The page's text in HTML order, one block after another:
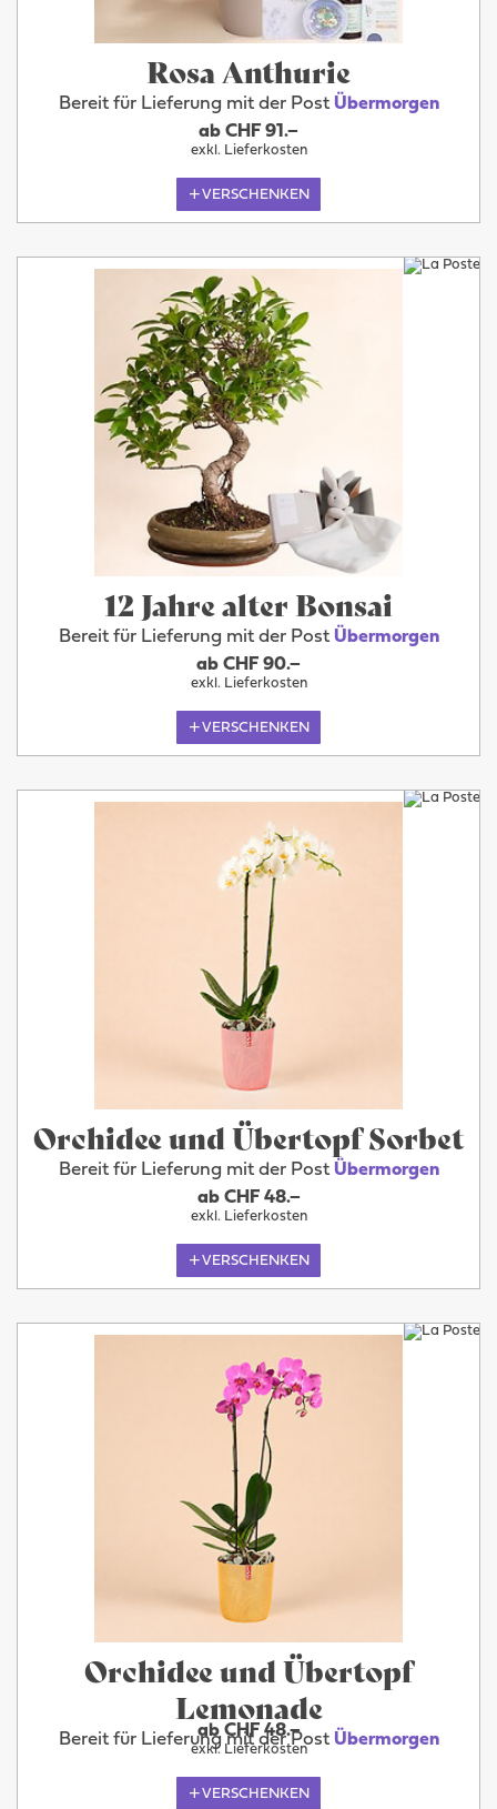
Rosa Anthurie
Bereit für Lieferung mit der Post Übermorgen
ab CHF 91.–
exkl. Lieferkosten
VERSCHENKEN
12 Jahre alter Bonsai
Bereit für Lieferung mit der Post Übermorgen
ab CHF 90.–
exkl. Lieferkosten
VERSCHENKEN
Orchidee und Übertopf Sorbet
Bereit für Lieferung mit der Post Übermorgen
ab CHF 48.–
exkl. Lieferkosten
VERSCHENKEN
Orchidee und Übertopf
Lemonade
Bereit für Lieferung mit der Post Übermorgen
ab CHF 48.–
exkl. Lieferkosten
VERSCHENKEN